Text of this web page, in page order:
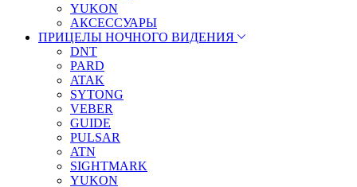
YUKON
АКСЕССУАРЫ
ПРИЦЕЛЫ НОЧНОГО ВИДЕНИЯ
DNT
PARD
ATAK
SYTONG
VEBER
GUIDE
PULSAR
ATN
SIGHTMARK
YUKON